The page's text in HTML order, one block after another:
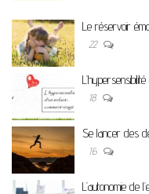
Le réservoir
22
18
Se lancer des
16
L’autonomie de